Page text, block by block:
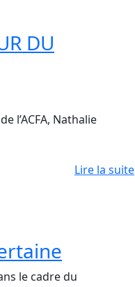
DU
l’ACFA, Nathalie
Lire la suite
le cadre du